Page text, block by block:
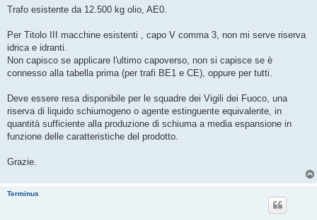
Trafo esistente da 12.500 kg olio, AE0.
Per Titolo III macchine esistenti , capo V comma 3, non mi serve riserva
idrica e idranti.
Non capisco se applicare l'ultimo capoverso, non si capisce se è
connesso alla tabella prima (per trafi BE1 e CE), oppure per tutti.
Deve essere resa disponibile per le squadre dei Vigili dei Fuoco, una
riserva di liquido schiumogeno o agente estinguente equivalente, in
quantità sufficiente alla produzione di schiuma a media espansione in
funzione delle caratteristiche del prodotto.
Grazie.
Terminus